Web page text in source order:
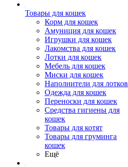
Товары для кошек
Корм для кошек
Амуниция для кошек
Игрушки для кошек
Лакомства для кошек
Лотки для кошек
Мебель для кошек
Миски для кошек
Наполнители для лотков
Одежда для кошек
Переноски для кошек
Средства гигиены для
кошек
Товары для котят
Товары для груминга
кошек
Ещё